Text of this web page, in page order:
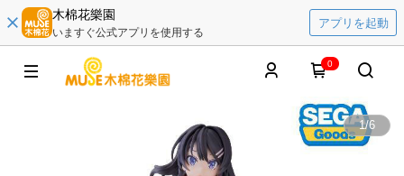
木棉花樂園
いますぐ公式アプリを使用する
アプリを起動
0
1/6